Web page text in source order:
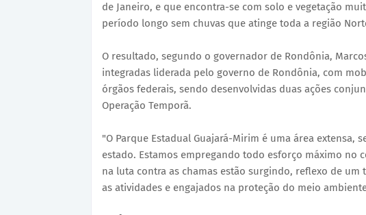
de Janeiro, e que encontra-se com solo e vegetação
período longo sem chuvas que atinge toda a região
O resultado, segundo o governador de Rondônia,
integradas liderada pelo governo de Rondônia, com
órgãos federais, sendo desenvolvidas duas ações
Operação Temporã.
"O Parque Estadual Guajará-Mirim é uma área
estado. Estamos empregando todo esforço máximo no
na luta contra as chamas estão surgindo, reflexo de
as atividades e engajados na proteção do meio